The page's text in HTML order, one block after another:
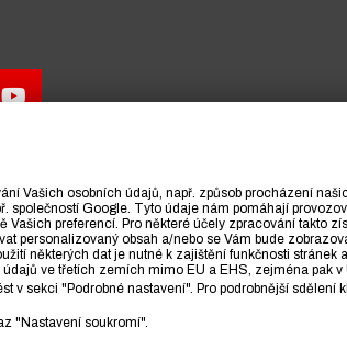
Vašich osobních údajů, např. způsob procházení
společností Google. Tyto údaje nám pomáhají
preferencí. Pro některé účely zpracování takto
personalizovaný obsah a/nebo se Vám bude
některých dat je nutné k zajištění funkčnosti stránek a
ve třetích zemích mimo EU a EHS, zejména pak v
v sekci "Podrobné nastavení". Pro podrobnější sdělení
"Nastavení soukromí".